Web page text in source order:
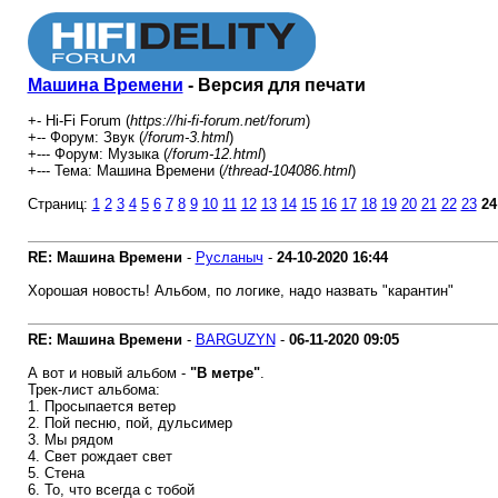
Машина Времени - Версия для печати
+- Hi-Fi Forum (https://hi-fi-forum.net/forum)
+-- Форум: Звук (/forum-3.html)
+--- Форум: Музыка (/forum-12.html)
+--- Тема: Машина Времени (/thread-104086.html)
Страниц: 1 2 3 4 5 6 7 8 9 10 11 12 13 14 15 16 17 18 19 20 21 22 23 24
RE: Машина Времени- Русланыч - 24-10-2020 16:44
Хорошая новость! Альбом, по логике, надо назвать "карантин"
RE: Машина Времени- BARGUZYN - 06-11-2020 09:05
А вот и новый альбом - "В метре".
Трек-лист альбома:
1. Просыпается ветер
2. Пой песню, пой, дульсимер
3. Мы рядом
4. Свет рождает свет
5. Стена
6. То, что всегда с тобой